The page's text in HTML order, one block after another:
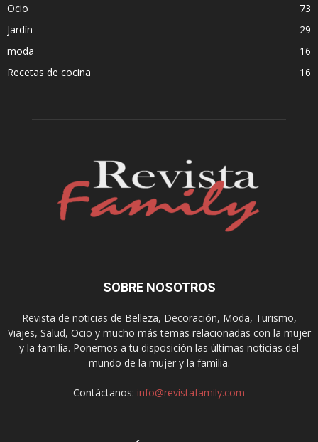
Ocio
73
Jardín
29
moda
16
Recetas de cocina
16
SOBRE NOSOTROS
Revista de noticias de Belleza, Decoración, Moda, Turismo,
Viajes, Salud, Ocio y mucho más temas relacionadas con la mujer
y la familia. Ponemos a tu disposición las últimas noticias del
mundo de la mujer y la familia.
Contáctanos: info@revistafamily.com